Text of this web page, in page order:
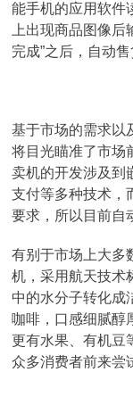
能手机的应用软件
上出现商品图像
完成”之后，自动
基于市场的需求以
将目光瞄准了市场
卖机的开发涉及到
支付等多种技术，
要求，所以目前自
有别于市场上大多
机，采用航天技术
中的水分子转化成
咖啡，口感细腻醇
更有水果、有机豆
众多消费者前来尝